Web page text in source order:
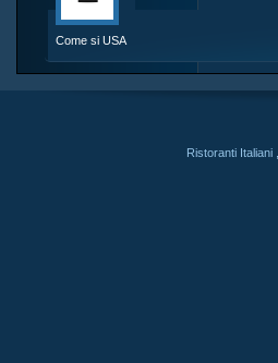
Come si USA
Ristoranti Italiani